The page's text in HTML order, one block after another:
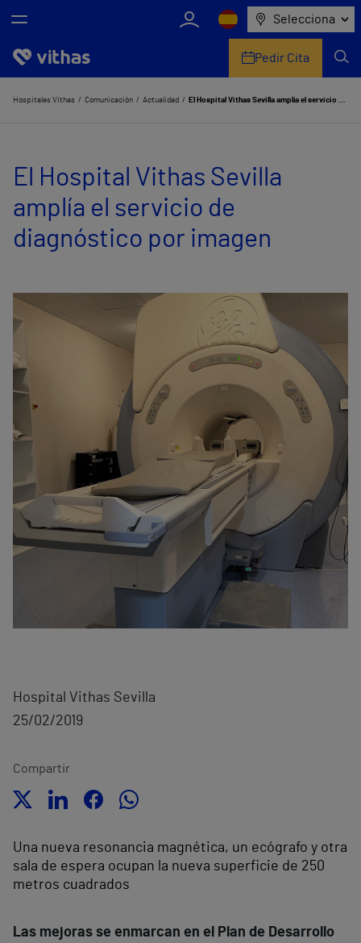
Selecciona
Nosotros
Servicios de salud
Equipo médico y asistencial
Información útil
Comunicación
Pedir Cita
Hospitales Vithas Comunicación Actualidad El Hospital Vithas Sevilla amplía el servicio de diagnóstico por imagen
El Hospital Vithas Sevilla
amplía el servicio de
diagnóstico por imagen
Hospital Vithas Sevilla
25/02/2019
Compartir
Una nueva resonancia magnética, un ecógrafo y otra
sala de espera ocupan la nueva superficie de 250
metros cuadrados
Las mejoras se enmarcan en el Plan de Desarrollo